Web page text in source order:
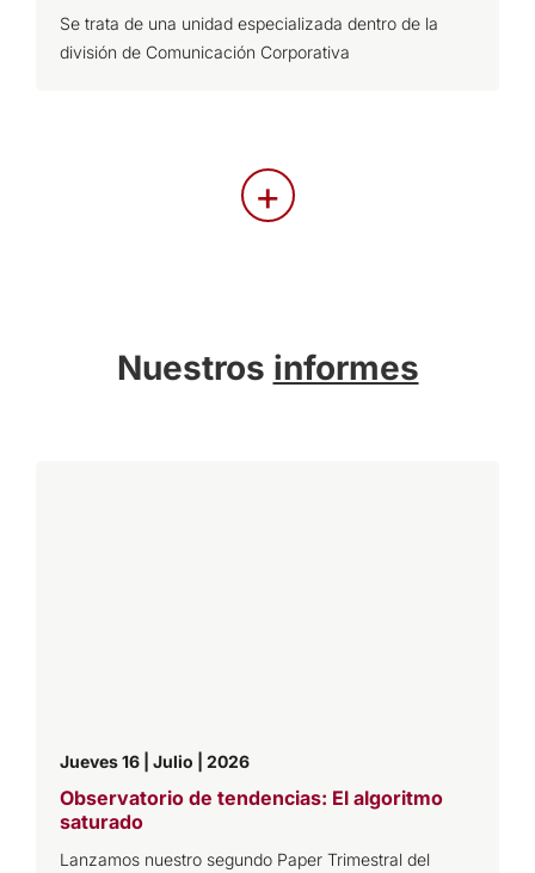
Se trata de una unidad especializada dentro de la
división de Comunicación Corporativa
+
Nuestros informes
Jueves 16 | Julio | 2026
Observatorio de tendencias: El algoritmo
saturado
Lanzamos nuestro segundo Paper Trimestral del